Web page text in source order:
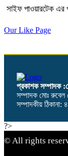
সাইফ পাওয়ারটেক এর
Our Like Page
প্রকাশক সম্পাদক
সম্পাদক মোঃ রুবেল
সম্পাদকীয় ঠিকানা:
?>
© All rights